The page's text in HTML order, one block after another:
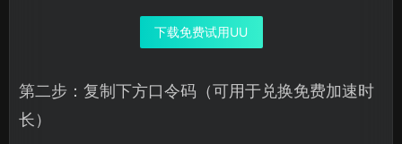
下载免费试用UU
第二步：复制下方口令码（可用于兑换免费加速时
长）